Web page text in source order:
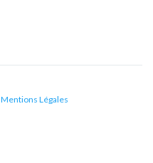
Mentions Légales